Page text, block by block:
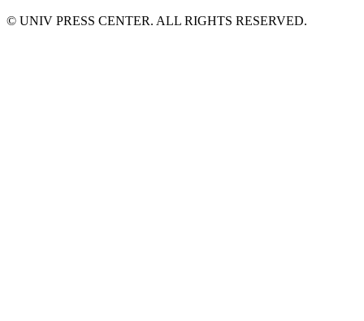
© UNIV PRESS CENTER. ALL RIGHTS RESERVED.